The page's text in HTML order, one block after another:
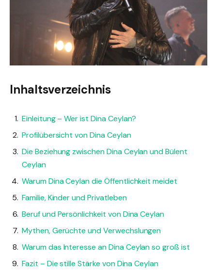
Inhaltsverzeichnis
Einleitung – Wer ist Dina Ceylan?
Profilübersicht von Dina Ceylan
Die Beziehung zwischen Dina Ceylan und Bülent
Ceylan
Warum Dina Ceylan die Öffentlichkeit meidet
Familie, Kinder und Privatleben
Beruf und Persönlichkeit von Dina Ceylan
Mythen, Gerüchte und Verwechslungen
Warum das Interesse an Dina Ceylan so groß ist
Fazit – Die stille Stärke von Dina Ceylan